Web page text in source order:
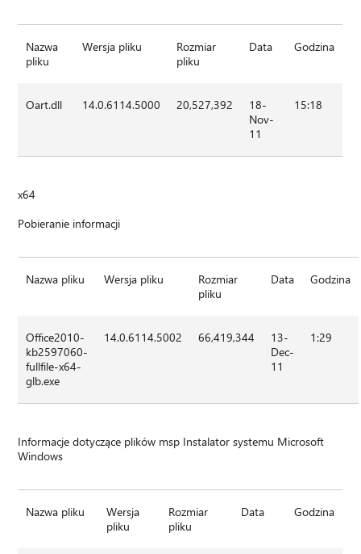
Nazwa
pliku
Wersja pliku
Rozmiar
pliku
Data Godzina
Oart.dll 14.0.6114.5000 20,527,392
18-
Nov-
11
15:18
x64
Pobieranie informacji
Nazwa pliku Wersja pliku
Rozmiar
pliku
Data Godzina
Office2010-
kb2597060-
fullfile-x64-
glb.exe
14.0.6114.5002 66,419,344
13-
Dec-
11
1:29
Informacje dotyczące plików msp Instalator systemu Microsoft
Windows
Nazwa pliku
Wersja
pliku
Rozmiar
pliku
Data Godzina